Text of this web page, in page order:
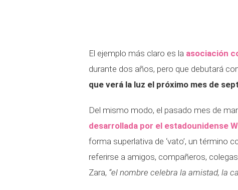
El ejemplo más claro es la asociación
durante dos años, pero que debutará
que verá la luz el próximo mes de
Del mismo modo, el pasado mes de
desarrollada por el estadounidense
forma superlativa de ‘vato’, un término
referirse a amigos, compañeros,
Zara, “el nombre celebra la amistad, la